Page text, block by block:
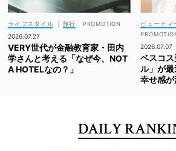
ライフスタイル
旅行
2026.07.27
VERY世代が金融教育家・田内
学さんと考える「なぜ今、NOT
A HOTELなの？」
ビューティ
2026.07.07
ベスコ
ル」が
幸せ感
DAILY